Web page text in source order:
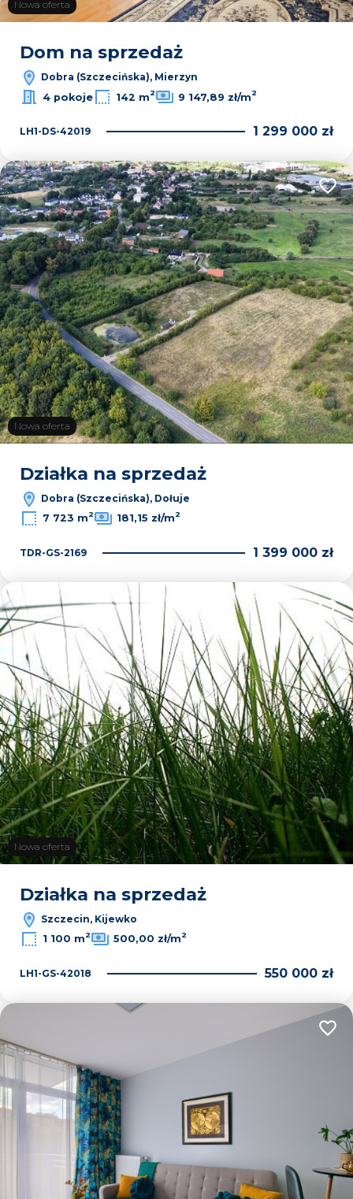
Nowa oferta
Dom na sprzedaż
Dobra (Szczecińska), Mierzyn
4 pokoje
142 m2 9 147,89 zł/m2
LH1-DS-42019 1 299 000 zł
Nowa oferta
Działka na sprzedaż
Dobra (Szczecińska), Dołuje
7 723 m2 181,15 zł/m2
TDR-GS-2169 1 399 000 zł
Nowa oferta
Działka na sprzedaż
Szczecin, Kijewko
1 100 m2 500,00 zł/m2
LH1-GS-42018 550 000 zł